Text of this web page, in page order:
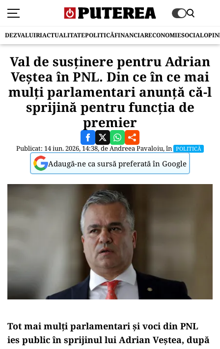
DEZVALUIRIACTUALITATEPOLITICĂFINANCIARECONOMIESOCIAL
Val de susținere pentru Adrian
Veștea în PNL. Din ce în ce mai
mulți parlamentari anunță că-l
sprijină pentru funcția de
premier
Publicat: 14 iun. 2026, 14:38, deAndreea Pavaloiu, în POLITICĂ
Adaugă-ne ca sursă preferată în Google
Tot mai mulți parlamentari și voci din PNL
ies public în sprijinul lui Adrian Veștea, după